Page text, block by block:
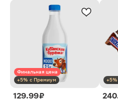
Финальная цена
+5% с Премиум
129.99 ₽